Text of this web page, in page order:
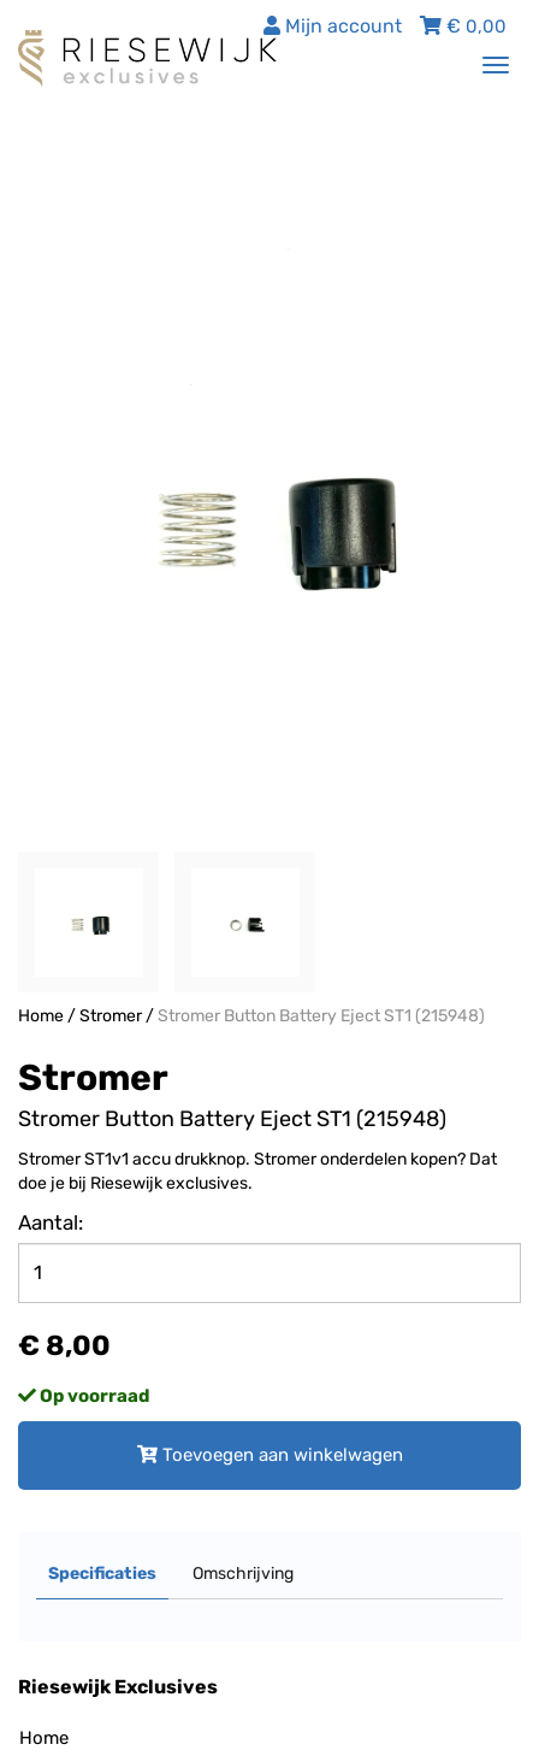
€ 0,00
Mijn account
Home/Stromer/Stromer Button Battery Eject ST1 (215948)
Stromer
Stromer Button Battery Eject ST1 (215948)
Stromer ST1v1 accu drukknop. Stromer onderdelen kopen? Dat
doe je bij Riesewijk exclusives.
Aantal:
€ 8,00
Op voorraad
Toevoegen aan winkelwagen
Specificaties Omschrijving
Riesewijk Exclusives
Home